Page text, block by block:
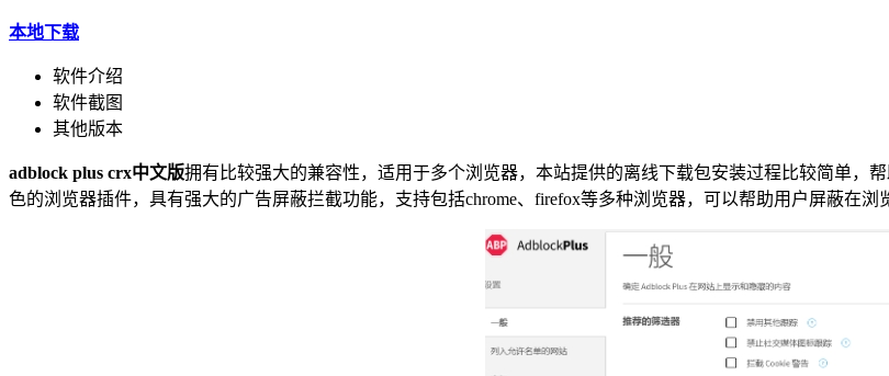
本地下载
软件介绍
软件截图
其他版本
adblock plus crx中文版拥有比较强大的兼容性，适用于多个浏览器，本站提供的离线下载包安装过程比较简单，
色的浏览器插件，具有强大的广告屏蔽拦截功能，支持包括chrome、firefox等多种浏览器，可以帮助用户屏蔽在